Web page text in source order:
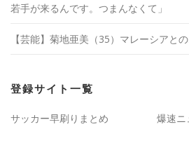
若手が来るんです。つまんなくて」
【芸能】菊地亜美（35）マレーシアと
登録サイト一覧
サッカー早刷りまとめ 爆速ニ